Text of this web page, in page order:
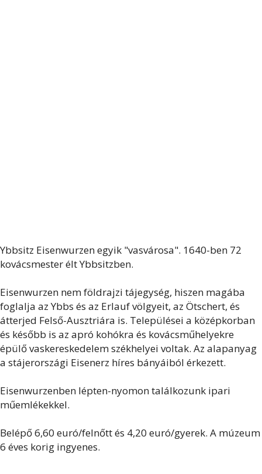
Ybbsitz Eisenwurzen egyik "vasvárosa". 1640-ben 72
kovácsmester élt Ybbsitzben.
Eisenwurzen nem földrajzi tájegység, hiszen magába
foglalja az Ybbs és az Erlauf völgyeit, az Ötschert, és
átterjed Felső-Ausztriára is. Települései a középkorban
és később is az apró kohókra és kovácsműhelyekre
épülő vaskereskedelem székhelyei voltak. Az alapanyag
a stájerországi Eisenerz híres bányáiból érkezett.
Eisenwurzenben lépten-nyomon találkozunk ipari
műemlékekkel.
Belépő 6,60 euró/felnőtt és 4,20 euró/gyerek. A múzeum
6 éves korig ingyenes.